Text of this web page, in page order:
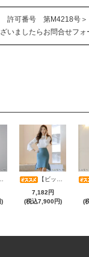
許可番号 第M4218号＞
ましたらお問合せフォ
【ビッグサマーセール対象品】美麗レースベルスリーブトップス＆パールタイトスカートセットアップ(キャバドレス・CABARETDRESS)
7,182円
(税込7,900円)
(